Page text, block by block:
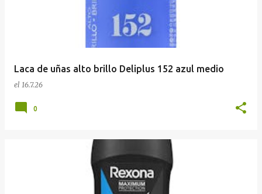
Laca de uñas alto brillo Deliplus 152 azul medio
el 16.7.26
0